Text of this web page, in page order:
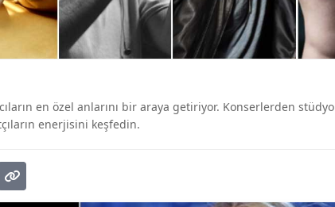
en özel anlarını bir araya getiriyor. Konserlerden stüdyo
enerjisini keşfedin.